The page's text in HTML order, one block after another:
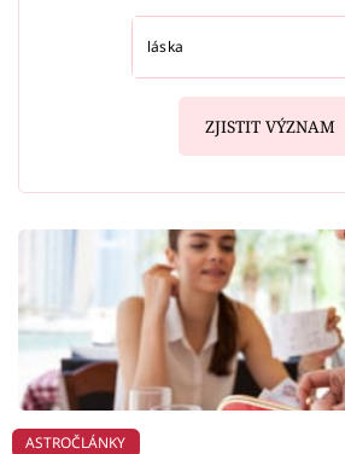
ZJISTIT VÝZNAM
ASTROČLÁNKY